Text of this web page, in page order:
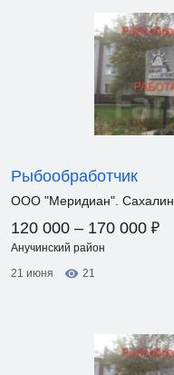
Рыбообработчик
ООО "Меридиан". Сахалин
120 000 – 170 000 ₽
Анучинский район
21 июня
21